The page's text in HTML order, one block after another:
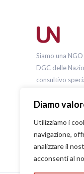
Diamo
Utilizziamo i
navigazione,
analizzare il
acconsenti al
Siamo una
DGC delle
consultivo
Unite.